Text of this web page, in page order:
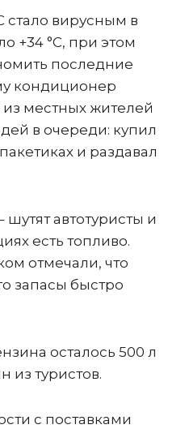
стало вирусным в
+34 °C, при этом
последние
кондиционер
местных жителей
в очереди: купил
и раздавал
шутят автотуристы и
есть топливо.
отмечали, что
запасы быстро
осталось 500 л
из туристов.
с поставками